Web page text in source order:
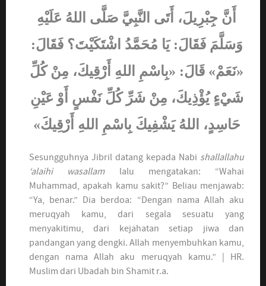
أَنَّ جِبْرِيلَ، أَتَى النَّبِيَّ صَلَّى اللهُ عَلَيْهِ
وَسَلَّمَ فَقَالَ: يَا مُحَمَّدُ اشْتَكَيْتَ؟ فَقَالَ:
«نَعَمْ» قَالَ: «بِاسْمِ اللهِ أَرْقِيكَ، مِنْ كُلِّ
شَيْءٍ يُؤْذِيكَ، مِنْ شَرِّ كُلِّ نَفْسٍ أَوْ عَيْنِ
حَاسِدٍ، اللهُ يَشْفِيكَ بِاسْمِ اللهِ أَرْقِيكَ»
Sesungguhnya Jibril datang kepada Nabi shallallahu
‘alaihi wasallamlalu mengatakan: “Wahai
Muhammad, apakah kamu sakit?” Beliau menjawab:
“Ya, benar.” Dia berdoa: “Dengan nama Allah aku
meruqyah kamu, dari segala sesuatu yang
menyakitimu, dari kejahatan setiap jiwa dan
pandangan yang dengki. Allah menyembuhkan kamu,
dengan nama Allah aku meruqyah kamu.” | HR.
Muslim dari Ubadah bin Shamit r.a.